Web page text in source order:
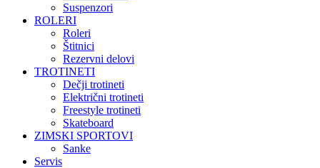
Suspenzori
ROLERI
Roleri
Štitnici
Rezervni delovi
TROTINETI
Dečji trotineti
Električni trotineti
Freestyle trotineti
Skateboard
ZIMSKI SPORTOVI
Sanke
Servis